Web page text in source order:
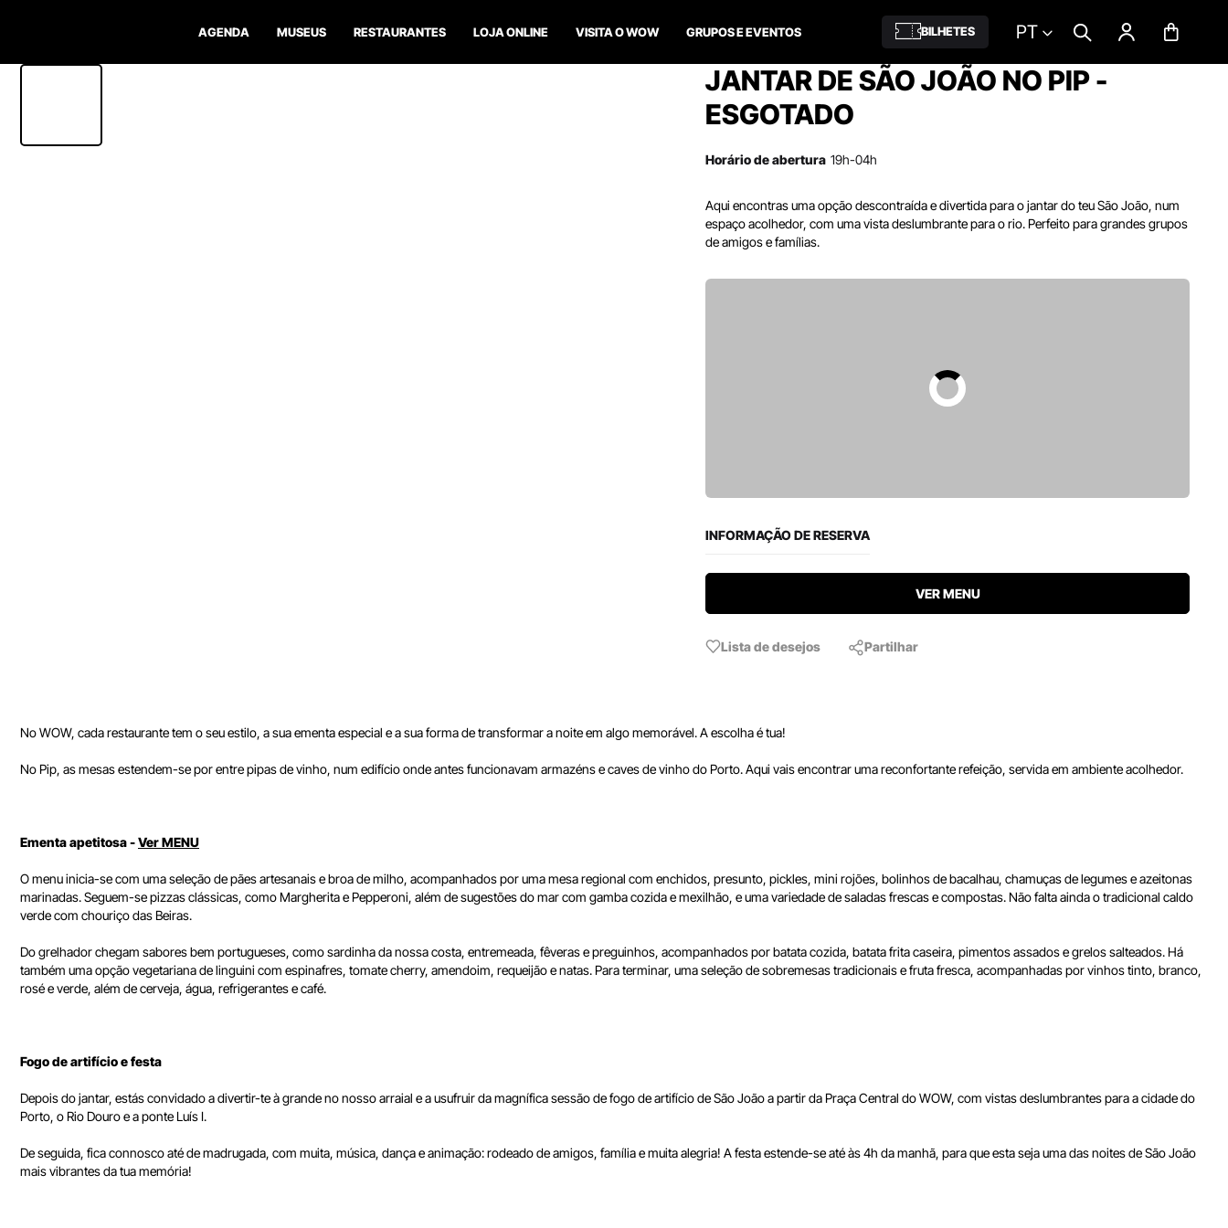
AGENDA MUSEUS RESTAURANTES LOJA ONLINE VISITA O WOW GRUPOS E EVENTOS BILHETES PT
JANTAR DE SÃO JOÃO NO PIP -
ESGOTADO
Horário de abertura 19h-04h
Aqui encontras uma opção descontraída e divertida para o jantar do teu São João, num
espaço acolhedor, com uma vista deslumbrante para o rio. Perfeito para grandes grupos
de amigos e famílias.
INFORMAÇÃO DE RESERVA
VER MENU
Lista de desejos Partilhar
No WOW, cada restaurante tem o seu estilo, a sua ementa especial e a sua forma de transformar a noite em algo memorável. A escolha é tua!
No Pip, as mesas estendem-se por entre pipas de vinho, num edifício onde antes funcionavam armazéns e caves de vinho do Porto. Aqui vais encontrar uma reconfortante refeição, servida em ambiente acolhedor.
Ementa apetitosa -Ver MENU
O menu inicia-se com uma seleção de pães artesanais e broa de milho, acompanhados por uma mesa regional com enchidos, presunto, pickles, mini rojões, bolinhos de bacalhau, chamuças de legumes e azeitonas
marinadas. Seguem-se pizzas clássicas, como Margherita e Pepperoni, além de sugestões do mar com gamba cozida e mexilhão, e uma variedade de saladas frescas e compostas. Não falta ainda o tradicional caldo
verde com chouriço das Beiras.
Do grelhador chegam sabores bem portugueses, como sardinha da nossa costa, entremeada, fêveras e preguinhos, acompanhados por batata cozida, batata frita caseira, pimentos assados e grelos salteados. Há
também uma opção vegetariana de linguini com espinafres, tomate cherry, amendoim, requeijão e natas. Para terminar, uma seleção de sobremesas tradicionais e fruta fresca, acompanhadas por vinhos tinto, branco,
rosé e verde, além de cerveja, água, refrigerantes e café.
Fogo de artifício e festa
Depois do jantar, estás convidado a divertir-te à grande no nosso arraial e a usufruir da magnífica sessão de fogo de artifício de São João a partir da Praça Central do WOW, com vistas deslumbrantes para a cidade do
Porto, o Rio Douro e a ponte Luís I.
De seguida, fica connosco até de madrugada, com muita, música, dança e animação: rodeado de amigos, família e muita alegria! A festa estende-se até às 4h da manhã, para que esta seja uma das noites de São João
mais vibrantes da tua memória!